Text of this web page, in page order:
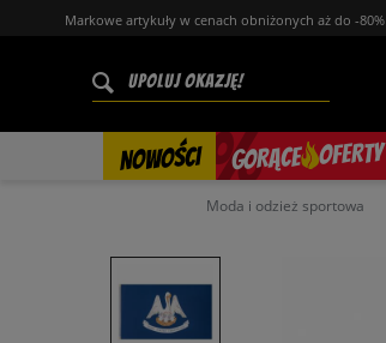
Markowe artykuły w cenach obniżonych aż do -80%
NOWOŚCI GORĄCE OFERTY
%
Moda i odzież sportowa